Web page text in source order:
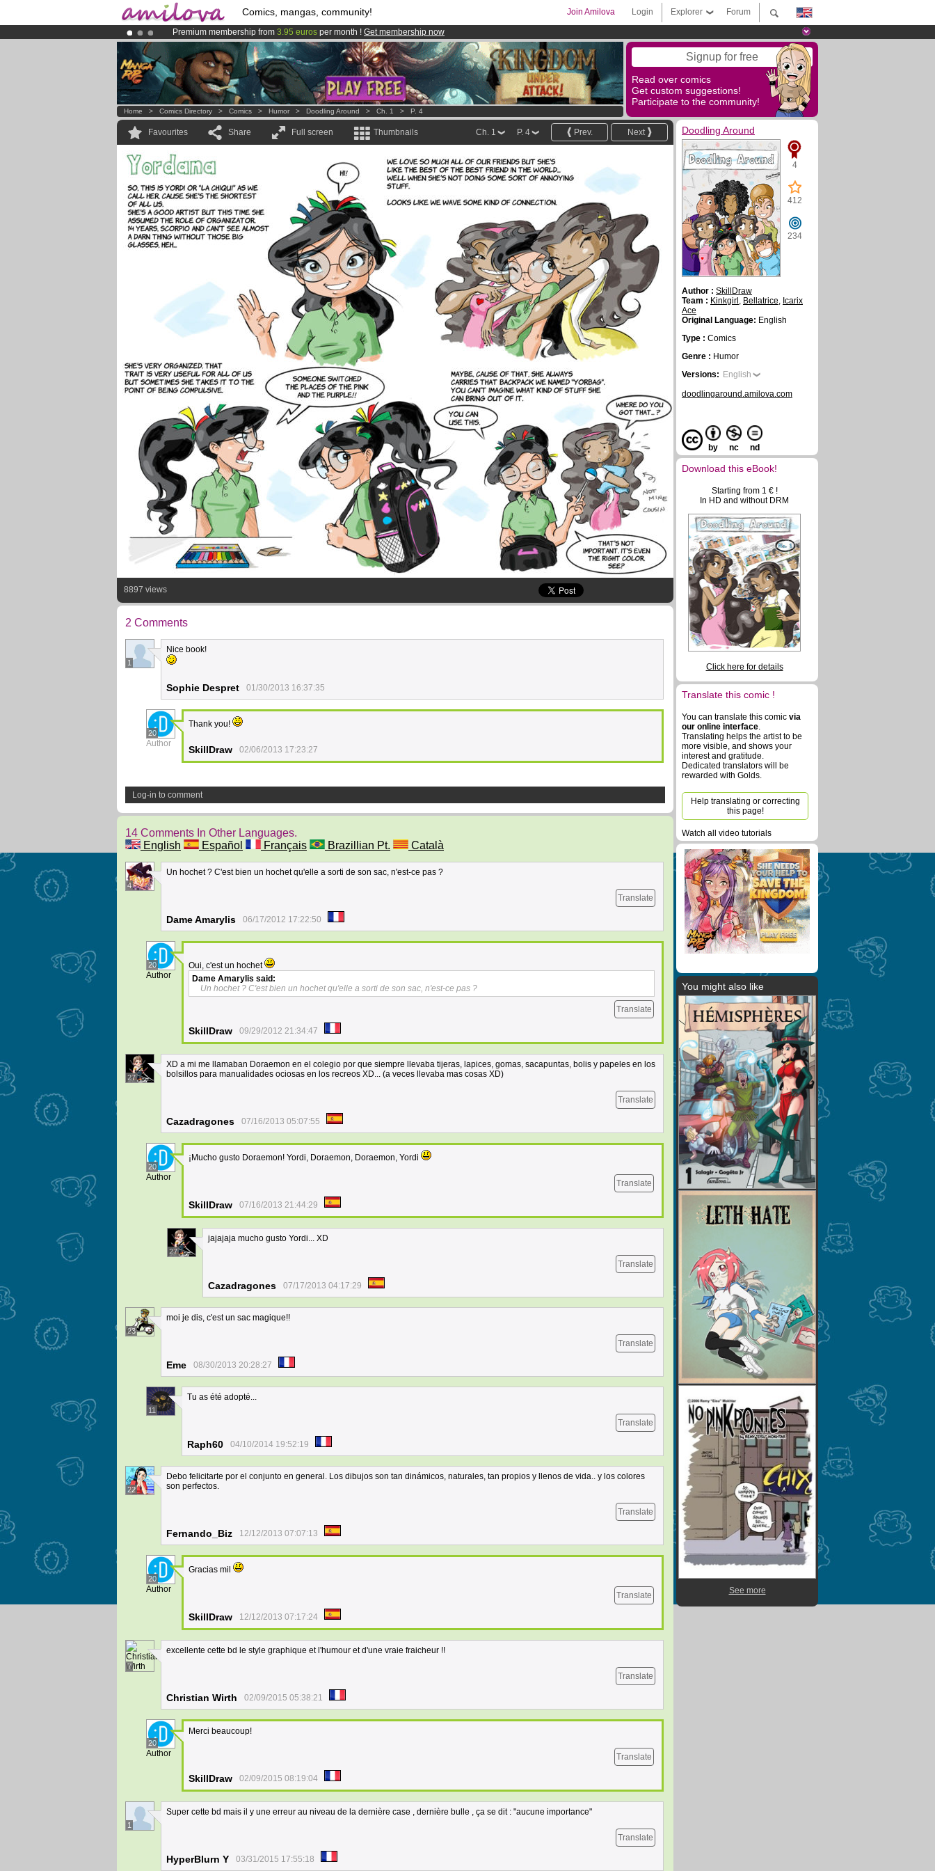
Comics, mangas, community! Forum
Explorer
Login
Join Amilova
Premium membership from 3.95 euros per month ! Get membership now
AmilovaKickstarter is now LIVE!.
Already 100000 membersand 1000 comics & mangas!. Signup for free
Read over comics
Get custom suggestions!
Participate to the community!
Home > Comics Directory > Comics > Humor > Doodling Around > Ch. 1 > P. 4
Favourites Share Full screen Thumbnails Next
Prev.
P. 4
Ch. 1
8897 views
2 Comments
1
Nice book!
Sophie Despret 01/30/2013 16:37:35
20
Author
Thank you!
SkillDraw 02/06/2013 17:23:27
Log-in to comment
14 Comments In Other Languages.
English
Español Français Brazillian Pt. Català
4
Un hochet ? C'est bien un hochet qu'elle a sorti de son sac, n'est-ce pas ?
Translate
Dame Amarylis 06/17/2012 17:22:50
20
Author
Oui, c'est un hochet
Dame Amarylis said:
Un hochet ? C'est bien un hochet qu'elle a sorti de son sac, n'est-ce pas ?
Translate
SkillDraw 09/29/2012 21:34:47
27
XD a mi me llamaban Doraemon en el colegio por que siempre llevaba tijeras, lapices, gomas, sacapuntas, bolis y papeles en los
bolsillos para manualidades ociosas en los recreos XD... (a veces llevaba mas cosas XD)
Translate
Cazadragones 07/16/2013 05:07:55
20
Author
¡Mucho gusto Doraemon! Yordi, Doraemon, Doraemon, Yordi
Translate
SkillDraw 07/16/2013 21:44:29
27
jajajaja mucho gusto Yordi... XD
Translate
Cazadragones 07/17/2013 04:17:29
23
moi je dis, c'est un sac magique!!
Translate
Eme 08/30/2013 20:28:27
11
Tu as été adopté...
Translate
Raph60 04/10/2014 19:52:19
22
Debo felicitarte por el conjunto en general. Los dibujos son tan dinámicos, naturales, tan propios y llenos de vida.. y los colores
son perfectos.
Translate
Fernando_Biz 12/12/2013 07:07:13
20
Author
Gracias mil
Translate
SkillDraw 12/12/2013 07:17:24
7
excellente cette bd le style graphique et l'humour et d'une vraie fraicheur !!
Translate
Christian Wirth 02/09/2015 05:38:21
20
Author
Merci beaucoup!
Translate
SkillDraw 02/09/2015 08:19:04
1
Super cette bd mais il y une erreur au niveau de la dernière case , dernière bulle , ça se dit : "aucune importance"
Translate
HyperBlurn Y 03/31/2015 17:55:18
Doodling Around
4
412
234
Author : SkillDraw
Team : Kinkgirl , Bellatrice, Icarix
Ace
Original Language: English
Type : Comics
Genre : Humor
Versions: English
doodlingaround.amilova.com
by nc nd
Download this eBook!
Starting from 1 € !
In HD and without DRM
Click here for details
Translate this comic !
You can translate this comic via
our online interface.
Translating helps the artist to be
more visible, and shows your
interest and gratitude.
Dedicated translators will be
rewarded with Golds.
Help translating or correcting
this page!
Watch all video tutorials
You might also like
See more